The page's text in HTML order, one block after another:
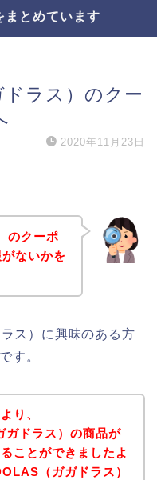
まとめています
ラス）のクー
2020年11月23日
のクーポ
ないかを
ス）に興味のある方
す。
り、
ドラス）の商品が
ことができましたよ
（ガガドラス）